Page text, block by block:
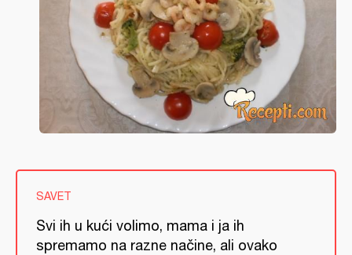
SAVET
Svi ih u kući volimo, mama i ja ih
spremamo na razne načine, ali ovako